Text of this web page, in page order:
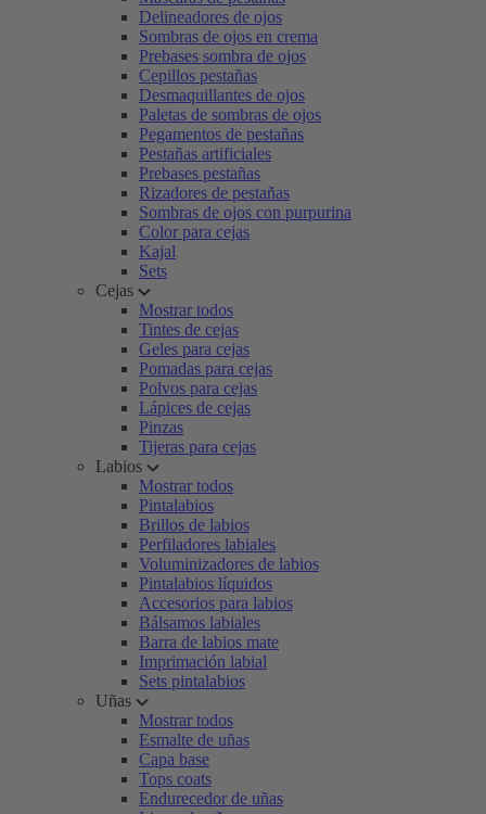
Delineadores de ojos
Sombras de ojos en crema
Prebases sombra de ojos
Cepillos pestañas
Desmaquillantes de ojos
Paletas de sombras de ojos
Pegamentos de pestañas
Pestañas artificiales
Prebases pestañas
Rizadores de pestañas
Sombras de ojos con purpurina
Color para cejas
Kajal
Sets
Cejas
Mostrar todos
Tintes de cejas
Geles para cejas
Pomadas para cejas
Polvos para cejas
Lápices de cejas
Pinzas
Tijeras para cejas
Labios
Mostrar todos
Pintalabios
Brillos de labios
Perfiladores labiales
Voluminizadores de labios
Pintalabios líquidos
Accesorios para labios
Bálsamos labiales
Barra de labios mate
Imprimación labial
Sets pintalabios
Uñas
Mostrar todos
Esmalte de uñas
Capa base
Tops coats
Endurecedor de uñas